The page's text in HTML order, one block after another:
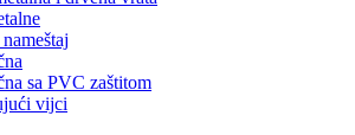
sa PVC zaštitom
vijci